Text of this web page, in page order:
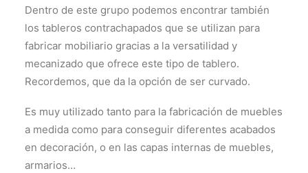
Dentro de este grupo podemos encontrar también
los tableros contrachapados que se utilizan para
fabricar mobiliario gracias a la versatilidad y
mecanizado que ofrece este tipo de tablero.
Recordemos, que da la opción de ser curvado.
Es muy utilizado tanto para la fabricación de muebles
a medida como para conseguir diferentes acabados
en decoración, o en las capas internas de muebles,
armarios…